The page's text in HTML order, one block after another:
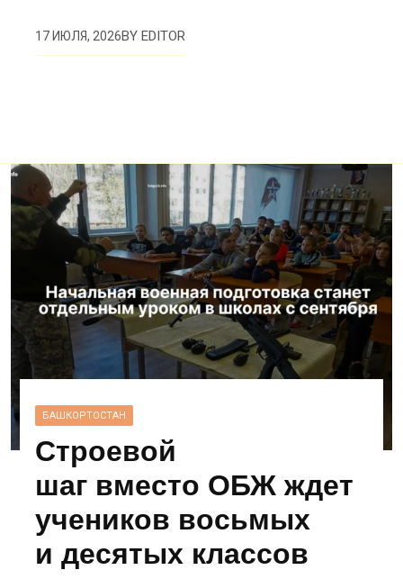
17 ИЮЛЯ, 2026BYEDITOR
БАШКОРТОСТАН
Строевой
шаг вместо ОБЖ ждет
учеников восьмых
и десятых классов